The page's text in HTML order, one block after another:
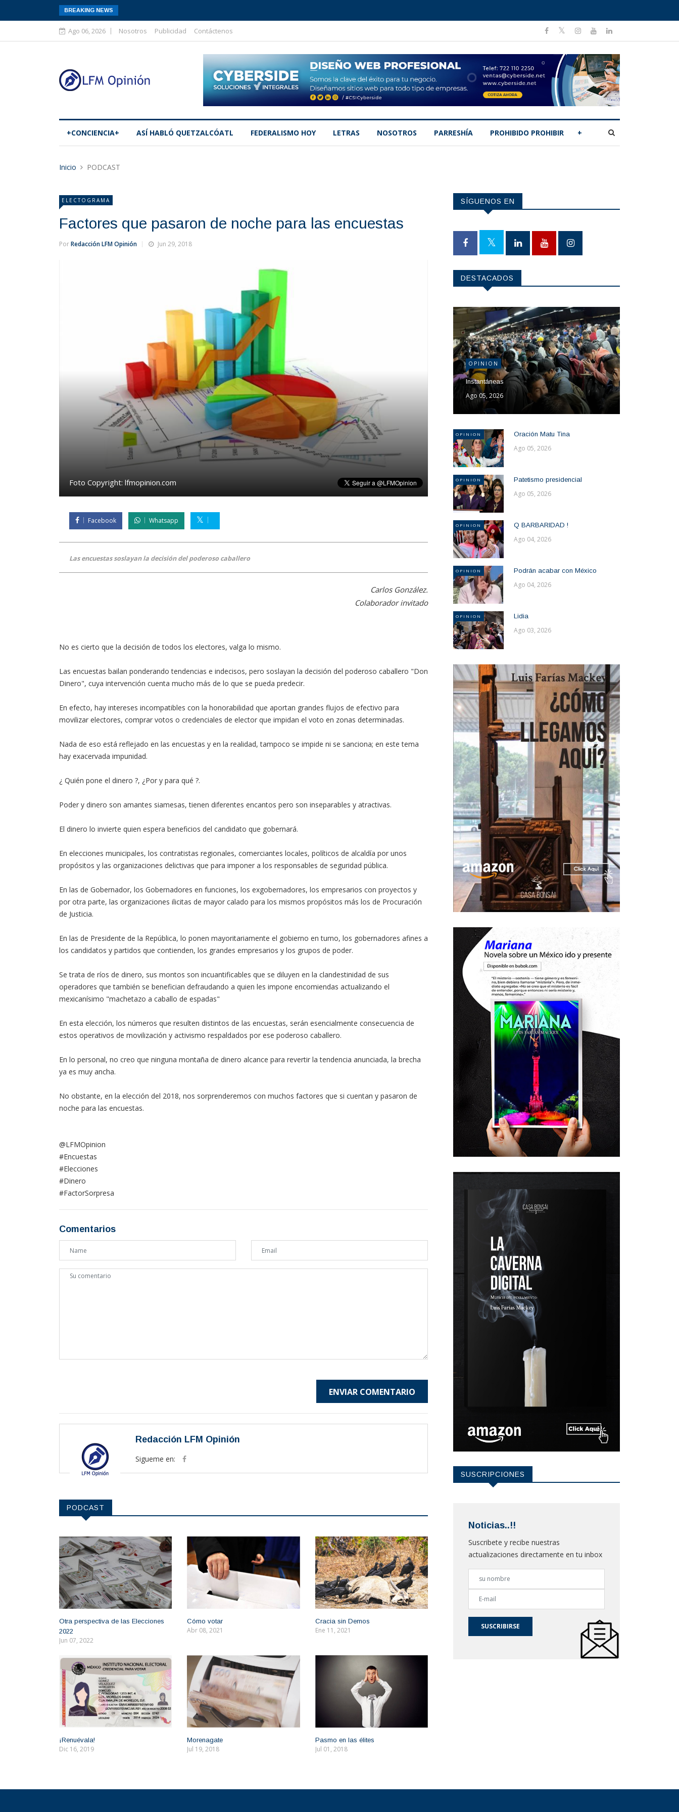
BREAKING NEWS
Ago 06, 2026 Nosotros Publicidad Contáctenos
+CONCIENCIA+ ASÍ­ HABLÓ QUETZALCÓATL FEDERALISMO HOY LETRAS NOSOTROS PARRESHÍA PROHIBIDO PROHIBIR +
Inicio PODCAST
ELECTOGRAMA
Factores que pasaron de noche para las encuestas
PorRedacción LFM Opinión Jun 29, 2018
Foto Copyright: lfmopinion.com
Facebook Whatsapp
Las encuestas soslayan la decisión del poderoso caballero
Carlos González.
Colaborador invitado
No es cierto que la decisión de todos los electores, valga lo mismo.
Las encuestas bailan ponderando tendencias e indecisos, pero soslayan la decisión del poderoso caballero "Don
Dinero", cuya intervención cuenta mucho más de lo que se pueda predecir.
En efecto, hay intereses incompatibles con la honorabilidad que aportan grandes flujos de efectivo para
movilizar electores, comprar votos o credenciales de elector que impidan el voto en zonas determinadas.
Nada de eso está reflejado en las encuestas y en la realidad, tampoco se impide ni se sanciona; en este tema
hay exacervada impunidad.
¿ Quién pone el dinero ?, ¿Por y para qué ?.
Poder y dinero son amantes siamesas, tienen diferentes encantos pero son inseparables y atractivas.
El dinero lo invierte quien espera beneficios del candidato que gobernará.
En elecciones municipales, los contratistas regionales, comerciantes locales, políticos de alcaldía por unos
propósitos y las organizaciones delictivas que para imponer a los responsables de seguridad pública.
En las de Gobernador, los Gobernadores en funciones, los exgobernadores, los empresarios con proyectos y
por otra parte, las organizaciones ilicitas de mayor calado para los mismos propósitos más los de Procuración
de Justicia.
En las de Presidente de la República, lo ponen mayoritariamente el gobierno en turno, los gobernadores afines a
los candidatos y partidos que contienden, los grandes empresarios y los grupos de poder.
Se trata de ríos de dinero, sus montos son incuantificables que se diluyen en la clandestinidad de sus
operadores que también se benefician defraudando a quien les impone encomiendas actualizando el
mexicanísimo "machetazo a caballo de espadas"
En esta elección, los números que resulten distintos de las encuestas, serán esencialmente consecuencia de
estos operativos de movilización y activismo respaldados por ese poderoso caballero.
En lo personal, no creo que ninguna montaña de dinero alcance para revertir la tendencia anunciada, la brecha
ya es muy ancha.
No obstante, en la elección del 2018, nos sorprenderemos con muchos factores que si cuentan y pasaron de
noche para las encuestas.
@LFMOpinion
#Encuestas
#Elecciones
#Dinero
#FactorSorpresa
Comentarios
ENVIAR COMENTARIO
Redacción LFM Opinión
Sigueme en:
PODCAST
Otra perspectiva de las Elecciones
2022
Jun 07, 2022
Cómo votar
Abr 08, 2021
Cracia sin Demos
Ene 11, 2021
¡Renuévala!
Dic 16, 2019
Morenagate
Jul 19, 2018
Pasmo en las élites
Jul 01, 2018
SÍGUENOS EN
DESTACADOS
OPINION
Instantáneas
Ago 05, 2026
OPINION Oración Matu Tina
Ago 05, 2026
OPINION Patetismo presidencial
Ago 05, 2026
OPINION Q BARBARIDAD !
Ago 04, 2026
OPINION Podrán acabar con México
Ago 04, 2026
OPINION Lidia
Ago 03, 2026
SUSCRIPCIONES
Noticias..!!
Suscribete y recibe nuestras
actualizaciones directamente en tu inbox
SUSCRIBIRSE